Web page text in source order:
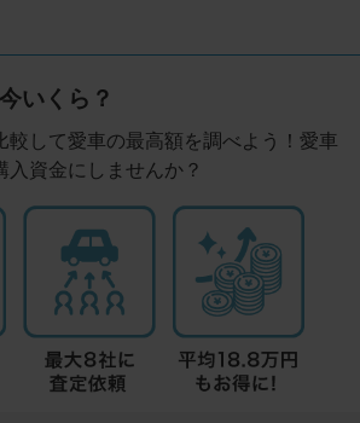
いくら？
較して愛車の最高額を調べよう！愛車
入資金にしませんか？